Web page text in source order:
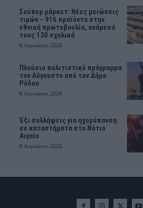
Σούπερ μάρκετ: Νέες μειώσεις
τιμών – 916 προϊόντα στην
εθνική πρωτοβουλία, ανάμεσά
τους 130 σχολικά
8 Αυγούστου, 2026
Πλούσιο πολιτιστικό πρόγραμμα
τον Αύγουστο από τον Δήμο
Ρόδου
8 Αυγούστου, 2026
Έξι συλλήψεις για ηχορύπανση
σε καταστήματα στο Νότιο
Αιγαίο
8 Αυγούστου, 2026